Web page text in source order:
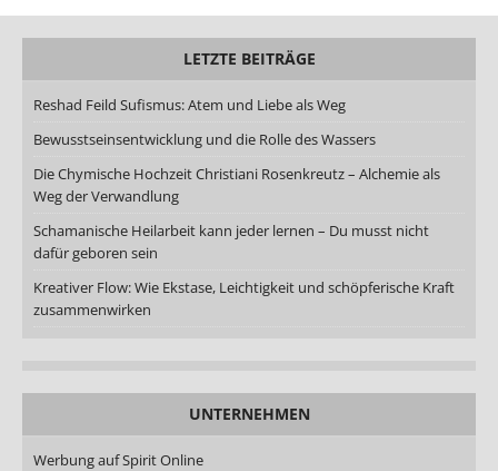
LETZTE BEITRÄGE
Reshad Feild Sufismus: Atem und Liebe als Weg
Bewusstseinsentwicklung und die Rolle des Wassers
Die Chymische Hochzeit Christiani Rosenkreutz – Alchemie als
Weg der Verwandlung
Schamanische Heilarbeit kann jeder lernen – Du musst nicht
dafür geboren sein
Kreativer Flow: Wie Ekstase, Leichtigkeit und schöpferische Kraft
zusammenwirken
UNTERNEHMEN
Werbung auf Spirit Online